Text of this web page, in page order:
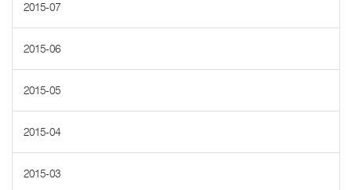
2015-07
2015-06
2015-05
2015-04
2015-03